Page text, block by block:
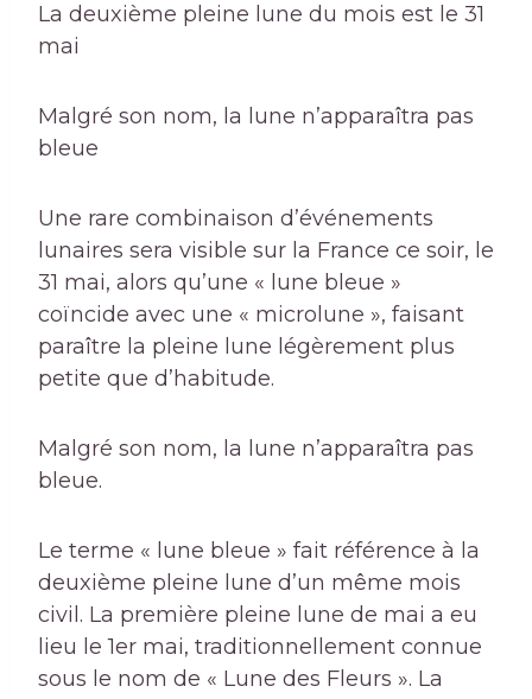
La deuxième pleine lune du mois est le 31
mai
Malgré son nom, la lune n’apparaîtra pas
bleue
Une rare combinaison d’événements
lunaires sera visible sur la France ce soir, le
31 mai, alors qu’une « lune bleue »
coïncide avec une « microlune », faisant
paraître la pleine lune légèrement plus
petite que d’habitude.
Malgré son nom, la lune n’apparaîtra pas
bleue.
Le terme « lune bleue » fait référence à la
deuxième pleine lune d’un même mois
civil. La première pleine lune de mai a eu
lieu le 1er mai, traditionnellement connue
sous le nom de « Lune des Fleurs ». La